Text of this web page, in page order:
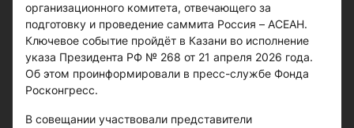
организационного комитета, отвечающего за
подготовку и проведение саммита Россия – АСЕАН.
Ключевое событие пройдёт в Казани во исполнение
указа Президента РФ № 268 от 21 апреля 2026 года.
Об этом проинформировали в пресс-службе Фонда
Росконгресс.
В совещании участвовали представители